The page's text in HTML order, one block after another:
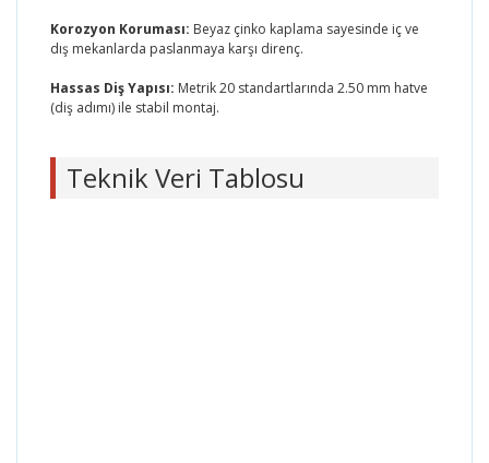
Korozyon Koruması: Beyaz çinko kaplama sayesinde iç ve
dış mekanlarda paslanmaya karşı direnç.
Hassas Diş Yapısı: Metrik 20 standartlarında 2.50 mm hatve
(diş adımı) ile stabil montaj.
Teknik Veri Tablosu